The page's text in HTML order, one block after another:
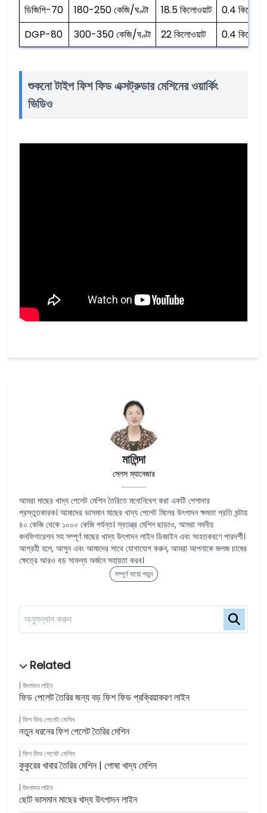
ডিজিপি-70
180-250 কেজি/ঘণ্টা 18.5 কিলোওয়াট
0.4
DGP-80
300-350 কেজি/ঘণ্টা 22 কিলোওয়াট 0.4
শুকনো টাইপ ফিশ ফিড এক্সট্রুডার মেশিনের ওয়ার্কিং
ভিডিও
মালিন্দা
সেলস ম্যানেজার
আমরা মাছের খাদ্য পেলেট মেশিন তৈরিতে মনোনিবেশ করা একটি পেশাদার
প্রস্তুতকারক। আমাদের ভাসমান মাছের খাদ্য পেলেট মিলের উৎপাদন ক্ষমতা প্রতি ঘন্টায়
৪০ কেজি থেকে ১০০০ কেজি পর্যন্ত। স্বতন্ত্র মেশিন ছাড়াও, আমরা নমনীয়
কনফিগারেশন সহ সম্পূর্ণ মাছের খাদ্য উৎপাদন লাইন ডিজাইন এবং সংহতকরণে পারদর্শী।
আগ্রহী হলে, আসুন এবং আমাদের সাথে যোগাযোগ করুন, আমরা আপনাকে জলজ চাষের
ক্ষেত্রে আরও বড় সাফল্য অর্জনে সহায়তা করব।
সম্পূর্ণ বায়ো পড়ুন
উৎপাদন লাইন
ফিড পেলেট তৈরির জন্য বড় ফিশ ফিড প্রক্রিয়াকরণ লাইন
ফিশ ফিড পেলেট মেশিন
নতুন ধরনের ফিশ পেলেট তৈরির মেশিন
ফিশ ফিড পেলেট মেশিন
কুকুরের খাবার তৈরির মেশিন | পোষা খাদ্য মেশিন
উৎপাদন লাইন
ছোট ভাসমান মাছের খাদ্য উৎপাদন লাইন